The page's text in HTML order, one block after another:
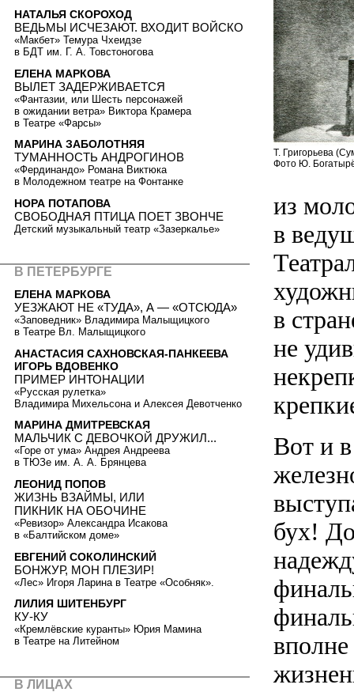
Т. Григорьева
Фото Ю.
из
в
в
не
Вот и
бух!
НАТАЛЬЯ СКОРОХОД
ВЕДЬМЫ ИСЧЕЗАЮТ. ВХОДИТ ВОЙСКО
«Макбет» Темура Чхеидзе
в БДТ им. Г. А. Товстоногова
ЕЛЕНА МАРКОВА
ВЫЛЕТ ЗАДЕРЖИВАЕТСЯ
«Фантазии, или Шесть персонажей
в ожидании ветра» Виктора Крамера
в Театре «Фарсы»
МАРИНА ЗАБОЛОТНЯЯ
ТУМАННОСТЬ АНДРОГИНОВ
«Фердинандо» Романа Виктюка
в Молодежном театре на Фонтанке
НОРА ПОТАПОВА
СВОБОДНАЯ ПТИЦА ПОЕТ ЗВОНЧЕ
Детский музыкальный театр «Зазеркалье»
В ПЕТЕРБУРГЕ
ЕЛЕНА МАРКОВА
УЕЗЖАЮТ НЕ «ТУДА», А — «ОТСЮДА»
«Заповедник» Владимира Малыщицкого
в Театре Вл. Малыщицкого
АНАСТАСИЯ САХНОВСКАЯ-ПАНКЕЕВА
ИГОРЬ ВДОВЕНКО
ПРИМЕР ИНТОНАЦИИ
«Русская рулетка»
Владимира Михельсона и Алексея Девотченко
МАРИНА ДМИТРЕВСКАЯ
МАЛЬЧИК С ДЕВОЧКОЙ ДРУЖИЛ...
«Горе от ума» Андрея Андреева
в ТЮЗе им. А. А. Брянцева
ЛЕОНИД ПОПОВ
ЖИЗНЬ ВЗАЙМЫ, ИЛИ
ПИКНИК НА ОБОЧИНЕ
«Ревизор» Александра Исакова
в «Балтийском доме»
ЕВГЕНИЙ СОКОЛИНСКИЙ
БОНЖУР, МОН ПЛЕЗИР!
«Лес» Игоря Ларина в Театре «Особняк».
ЛИЛИЯ ШИТЕНБУРГ
КУ-КУ
«Кремлёвские куранты» Юрия Мамина
в Театре на Литейном
В ЛИЦАХ